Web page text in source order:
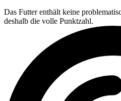
Das Futter enthält keine
deshalb die volle Punktzahl.